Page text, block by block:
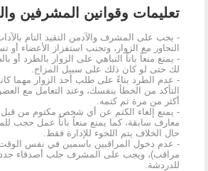
تعليمات وقوانين المشرفين
- يجب على المشرف والآدمن التقيد التام
التحاور مع الزوار، وتجنب استفزاز الأعضاء أو
- يمنع منعاً باتاً التباهي على الزوار بالطرد أو
لك حتى لو كان ذلك على سبيل المزاح.
- عدم الطرد بناءً على طلب أحد الزوار مهما
التأكد من الخطأ بنفسك، وعند التعامل مع العضو
أكثر من مرة ثم كتمه.
- يمنع إلغاء الكتم عن أي شخص مكتوم من قبل
معارف سابقة، كما يمنع منعاً باتاً عمل حجب
حال الخلاف يتم اللجوء للإدارة فقط.
- عدم دخول المراقبين باسمين في نفس
مراقب)، ويجب على المشرف جلب أصدقاء
للدردشة.